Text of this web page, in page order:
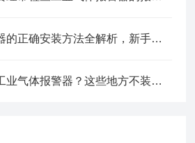
无线可燃气体报警器的正确安装方法全解析，新手也能轻松上手
哪些行业必须安装工业气体报警器？这些地方不装可能违法！